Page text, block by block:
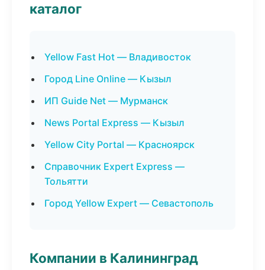
каталог
Yellow Fast Hot — Владивосток
Город Line Online — Кызыл
ИП Guide Net — Мурманск
News Portal Express — Кызыл
Yellow City Portal — Красноярск
Справочник Expert Express —
Тольятти
Город Yellow Expert — Севастополь
Компании в Калининград